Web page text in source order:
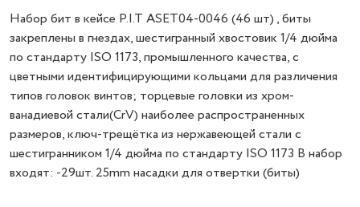
Набор бит в кейсе P.I.T ASET04-0046 (46 шт) , биты
закреплены в гнездах, шестигранный хвостовик 1/4 дюйма
по стандарту ISO 1173, промышленного качества, с
цветными идентифицирующими кольцами для различения
типов головок винтов; торцевые головки из хром-
ванадиевой стали(CrV) наиболее распространенных
размеров, ключ-трещётка из нержавеющей стали с
шестигранником 1/4 дюйма по стандарту ISO 1173 В набор
входят: -29шт. 25mm насадки для отвертки (биты)